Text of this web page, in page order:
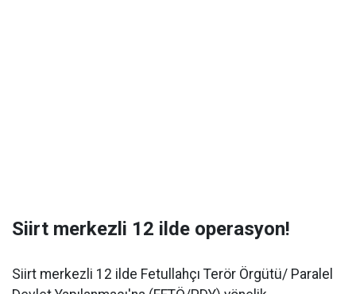
Siirt merkezli 12 ilde operasyon!
Siirt merkezli 12 ilde Fetullahçı Terör Örgütü/ Paralel